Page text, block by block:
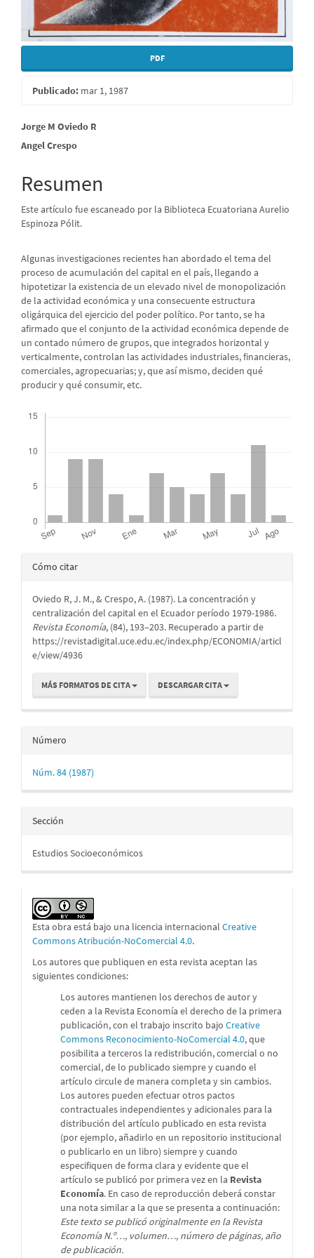
PDF
Publicado: mar 1, 1987
Contenido
principal
del
artículo
Jorge M Oviedo R
Angel Crespo
Resumen
Este artículo fue escaneado por la Biblioteca Ecuatoriana Aurelio
Espinoza Pólit.
Algunas investigaciones recientes han abordado el tema del
proceso de acumulación del capital en el país, llegando a
hipotetizar la existencia de un elevado nivel de monopolización
de la actividad económica y una consecuente estructura
oligárquica del ejercicio del poder político. Por tanto, se ha
afirmado que el conjunto de la actividad económica depende de
un contado número de grupos, que integrados horizontal y
verticalmente, controlan las actividades industriales, financieras,
comerciales, agropecuarias; y, que así mismo, deciden qué
producir y qué consumir, etc.
Detalles
artículo
Cómo citar
Oviedo R, J. M., & Crespo, A. (1987). La concentración y
centralización del capital en el Ecuador período 1979-1986.
Revista Economía, (84), 193–203. Recuperado a partir de
https://revistadigital.uce.edu.ec/index.php/ECONOMIA/articl
e/view/4936
MÁS FORMATOS DE CITA DESCARGAR CITA
Número
Núm. 84 (1987)
Sección
Estudios Socioeconómicos
Esta obra está bajo una licencia internacional Creative
Commons Atribución-NoComercial 4.0.
Los autores que publiquen en esta revista aceptan las
siguientes condiciones:
Los autores mantienen los derechos de autor y
ceden a la Revista Economía el derecho de la primera
publicación, con el trabajo inscrito bajo Creative
Commons Reconocimiento-NoComercial 4.0, que
posibilita a terceros la redistribución, comercial o no
comercial, de lo publicado siempre y cuando el
artículo circule de manera completa y sin cambios.
Los autores pueden efectuar otros pactos
contractuales independientes y adicionales para la
distribución del artículo publicado en esta revista
(por ejemplo, añadirlo en un repositorio institucional
o publicarlo en un libro) siempre y cuando
especifiquen de forma clara y evidente que el
artículo se publicó por primera vez en la Revista
Economía. En caso de reproducción deberá constar
una nota similar a la que se presenta a continuación:
Este texto se publicó originalmente en la Revista
Economía N.º…, volumen…, número de páginas, año
de publicación.